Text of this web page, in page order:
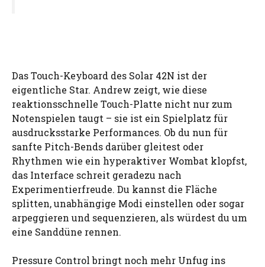
Das Touch-Keyboard des Solar 42N ist der
eigentliche Star. Andrew zeigt, wie diese
reaktionsschnelle Touch-Platte nicht nur zum
Notenspielen taugt – sie ist ein Spielplatz für
ausdrucksstarke Performances. Ob du nun für
sanfte Pitch-Bends darüber gleitest oder
Rhythmen wie ein hyperaktiver Wombat klopfst,
das Interface schreit geradezu nach
Experimentierfreude. Du kannst die Fläche
splitten, unabhängige Modi einstellen oder sogar
arpeggieren und sequenzieren, als würdest du um
eine Sanddüne rennen.
Pressure Control bringt noch mehr Unfug ins